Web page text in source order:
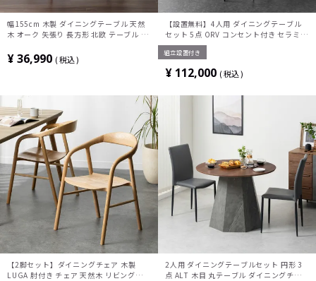
幅155cm 木製 ダイニングテーブル 天然
木 オーク 矢張り 長方形 北欧 テーブル 4
プル ダイニング ナチュラル ブラウン
¥36,990 税込
【設置無料】4人用 ダイニングテーブル
セット 5点 ORV コンセント付き セラミッ
クテーブル モダン スタッキング ダイニン
グチェア おしゃれ グレー (幅150cm 食卓
テーブル×1 食卓椅子×4)
組立設置付き
¥ 112,000 税込
【2脚セット】ダイニングチェア 木製
LUGA 肘付き チェア 天然木 リビング椅子
2人用 ダイニングテーブルセット 円形 3
点 ALT 木目 丸テーブル ダイニングチェ